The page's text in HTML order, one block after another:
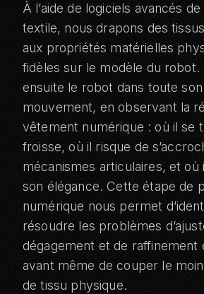
À l’aide de logiciels avancés
textile, nous drapons des
aux propriétés matérielles
fidèles sur le modèle du robot.
ensuite le robot dans toute
mouvement, en observant la
vêtement numérique : où il se
froisse, où il risque de
mécanismes articulaires, et où
son élégance. Cette étape de
numérique nous permet
résoudre les problèmes
dégagement et de raffinement
avant même de couper le
de tissu physique.